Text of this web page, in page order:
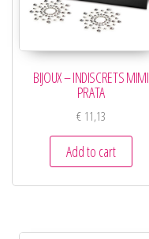
BIJOUX – INDISCRETS MIMI
PRATA
€11,13
Add to cart